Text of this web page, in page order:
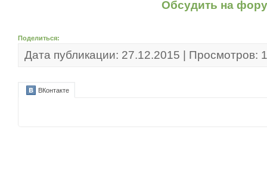
Обсудить на
Поделиться:
Дата публикации: 27.12.2015 | Просмотров:
ВКонтакте